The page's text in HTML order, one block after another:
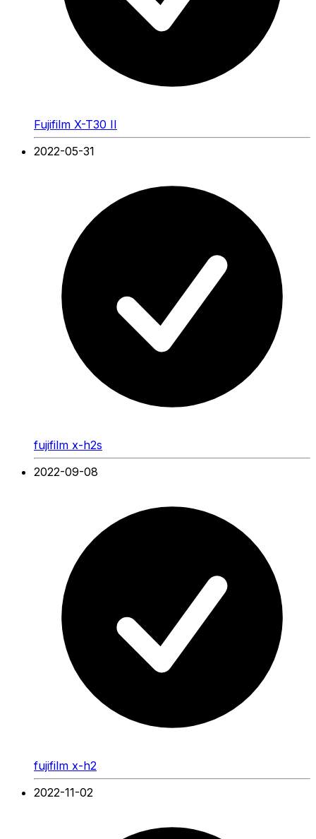
Fujifilm X-T30 II
2022-05-31
fujifilm x-h2s
2022-09-08
fujifilm x-h2
2022-11-02